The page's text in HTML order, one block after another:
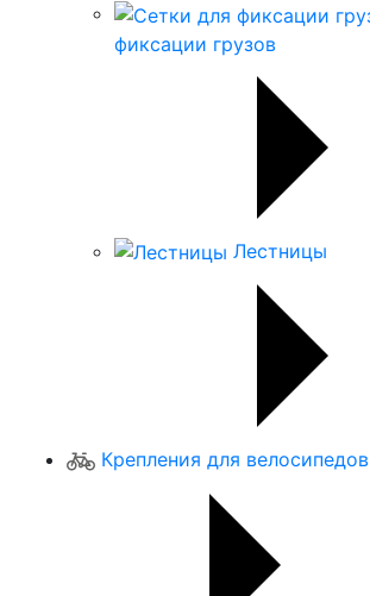
фиксации грузов
Лестницы
Крепления для велосипедов